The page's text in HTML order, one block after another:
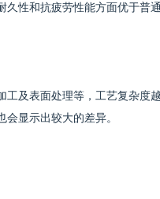
久性和抗疲劳性能方面优于普
工及表面处理等，工艺复杂度
显示出较大的差异。